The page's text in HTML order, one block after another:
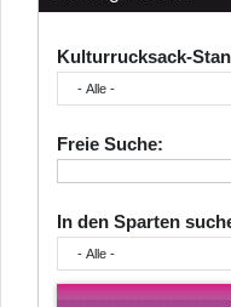
Kulturrucksack-
Freie Suche:
In den Sparten